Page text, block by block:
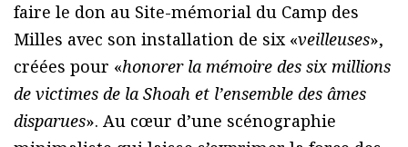
faire le don au Site-mémorial du Camp des
Milles avec son installation de six «veilleuses»,
créées pour «honorer la mémoire des six millions
de victimes de la Shoah et l’ensemble des âmes
disparues». Au cœur d’une scénographie